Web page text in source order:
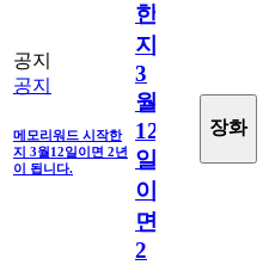
공지
공지
메모리워드 시작한
지 3월12일이면 2년
이 됩니다.
한
지
3
월
12
일
이
면
2
장화